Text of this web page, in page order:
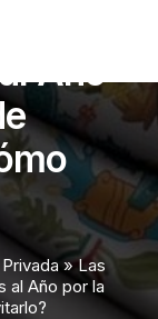
Año
»Las
al Año por la